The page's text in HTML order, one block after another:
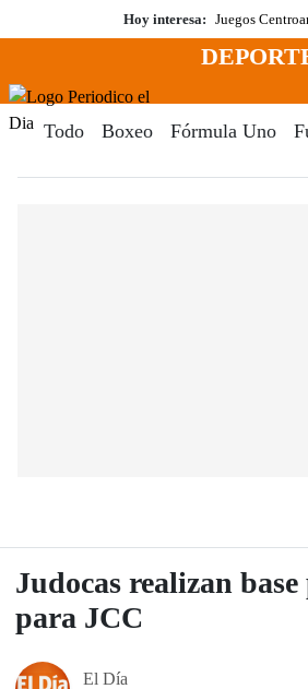
al
Hoy interesa: Juegos
Menú
Todo Boxeo Fórmula Uno
Judocas realizan
para JCC
El Día